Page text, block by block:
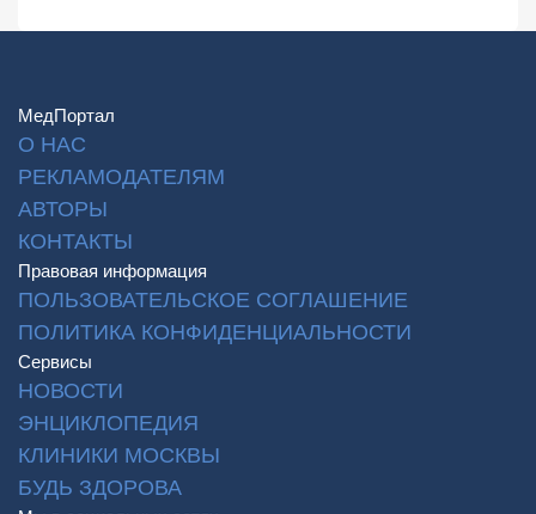
МедПортал
О НАС
РЕКЛАМОДАТЕЛЯМ
АВТОРЫ
КОНТАКТЫ
Правовая информация
ПОЛЬЗОВАТЕЛЬСКОЕ СОГЛАШЕНИЕ
ПОЛИТИКА КОНФИДЕНЦИАЛЬНОСТИ
Сервисы
НОВОСТИ
ЭНЦИКЛОПЕДИЯ
КЛИНИКИ МОСКВЫ
БУДЬ ЗДОРОВА